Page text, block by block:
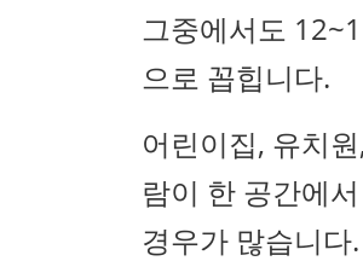
그중에서도
으로 꼽힙니다.
어린이집, 유치
람이 한 공간에
경우가 많습니다.